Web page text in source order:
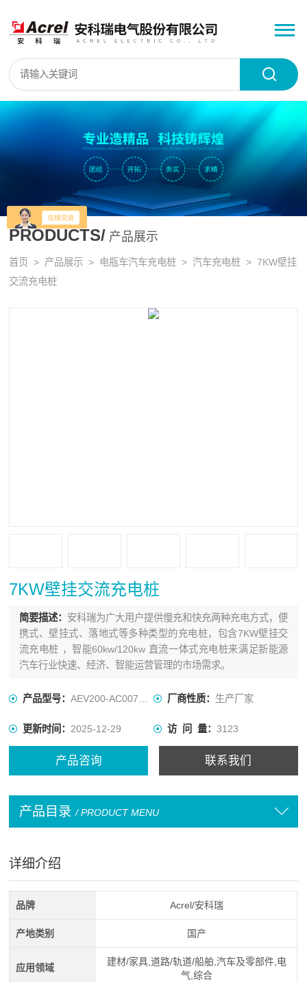
PRODUCTS/ 产品展示
首页 > 产品展示 > 电瓶车汽车充电桩 >汽车充电桩 > 7KW壁挂
交流充电桩
7KW壁挂交流充电桩
简要描述： 安科瑞为广大用户提供慢充和快充两种充电方式，便
携式、壁挂式、落地式等多种类型的充电桩，包含7KW壁挂交
流充电桩 ，智能60kw/120kw 直流一体式充电桩来满足新能源
汽车行业快速、经济、智能运营管理的市场需求。
产品型号：AEV200-AC007D-WFA 厂商性质： 生产厂家
更新时间：2025-12-29 访 问 量： 3123
产品咨询 联系我们
产品目录 / PRODUCT MENU
详细介绍
品牌 Acrel/安科瑞
产地类别 国产
应用领域
建材/家具,道路/轨道/船舶,汽车及零部件,电
气,综合